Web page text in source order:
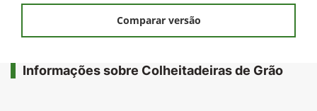
Comparar versão
Informações sobre Colheitadeiras de Grão